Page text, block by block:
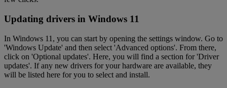
Updating drivers in Windows 11
In Windows 11, you can start by opening the settings window. Go to
'Windows Update' and then select 'Advanced options'. From there,
click on 'Optional updates'. Here, you will find a section for 'Driver
updates'. If any new drivers for your hardware are available, they
will be listed here for you to select and install.